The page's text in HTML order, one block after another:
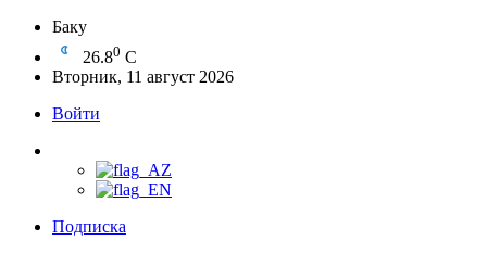
Баку
26.80 C
Вторник, 11 август 2026
Войти
Подписка